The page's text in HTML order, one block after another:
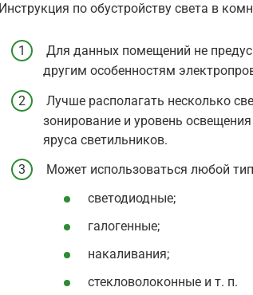
Инструкция по обустройству света в
Для данных помещений не
другим особенностям
Лучше располагать несколько
зонирование и уровень
яруса светильников.
Может использоваться любой
светодиодные;
галогенные;
накаливания;
стекловолоконные и т. п.